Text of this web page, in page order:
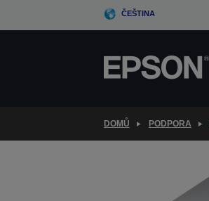
ČEŠTINA
DOMŮ PODPORA